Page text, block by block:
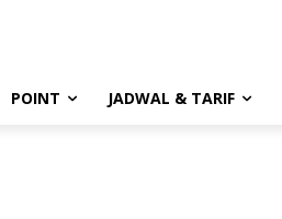
POINT JADWAL & TARIF